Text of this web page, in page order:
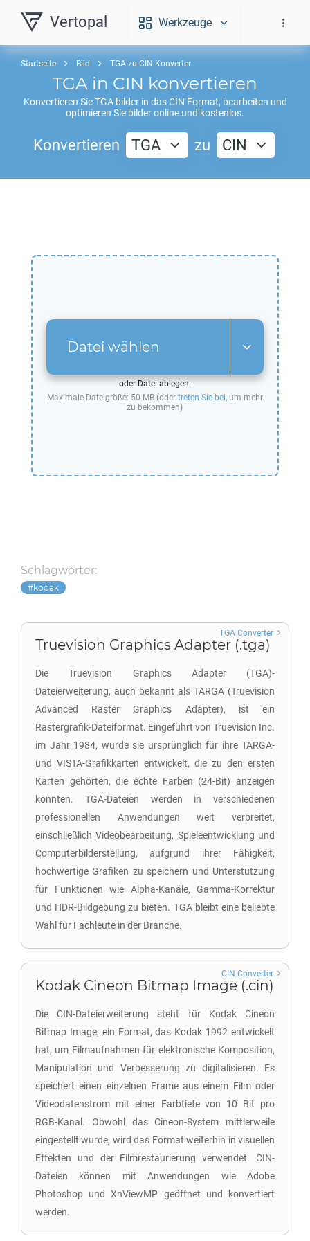
Vertopal Werkzeuge
Startseite Bild TGA zu CIN Konverter
TGA in CIN konvertieren
Konvertieren SieTGAbilder in dasCIN Format, bearbeiten und
optimieren Sie bilder online und kostenlos.
Konvertieren TGA zu CIN
Datei wählen
oder Datei ablegen.
Maximale Dateigröße: 50 MB (oder treten Sie bei, um mehr
zu bekommen)
Schlagwörter:
kodak
Truevision Graphics Adapter (.tga)
Die Truevision Graphics Adapter (TGA)-
Dateierweiterung, auch bekannt als TARGA (Truevision
Advanced Raster Graphics Adapter), ist ein
Rastergrafik-Dateiformat. Eingeführt von Truevision Inc.
im Jahr 1984, wurde sie ursprünglich für ihre TARGA-
und VISTA-Grafikkarten entwickelt, die zu den ersten
Karten gehörten, die echte Farben (24-Bit) anzeigen
konnten. TGA-Dateien werden in verschiedenen
professionellen Anwendungen weit verbreitet,
einschließlich Videobearbeitung, Spieleentwicklung und
Computerbilderstellung, aufgrund ihrer Fähigkeit,
hochwertige Grafiken zu speichern und Unterstützung
für Funktionen wie Alpha-Kanäle, Gamma-Korrektur
und HDR-Bildgebung zu bieten. TGA bleibt eine beliebte
Wahl für Fachleute in der Branche.
TGA Converter
Kodak Cineon Bitmap Image (.cin)
Die CIN-Dateierweiterung steht für Kodak Cineon
Bitmap Image, ein Format, das Kodak 1992 entwickelt
hat, um Filmaufnahmen für elektronische Komposition,
Manipulation und Verbesserung zu digitalisieren. Es
speichert einen einzelnen Frame aus einem Film oder
Videodatenstrom mit einer Farbtiefe von 10 Bit pro
RGB-Kanal. Obwohl das Cineon-System mittlerweile
eingestellt wurde, wird das Format weiterhin in visuellen
Effekten und der Filmrestaurierung verwendet. CIN-
Dateien können mit Anwendungen wie Adobe
Photoshop und XnViewMP geöffnet und konvertiert
werden.
CIN Converter